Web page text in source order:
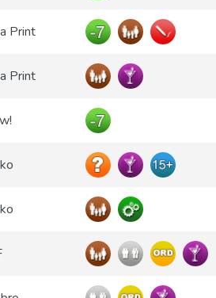
Print
Print